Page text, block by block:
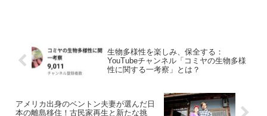
生物多様性を楽しみ、保全する：
YouTubeチャンネル「コミヤの生物多様
性に関する一考察」とは？
アメリカ出身のベントン夫妻が選んだ日
本の離島移住！古民家再生と新たな挑